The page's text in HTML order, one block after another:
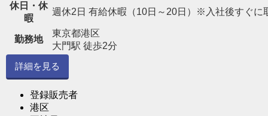
休日・休
暇
週休2日 有給休暇（10日～20日）※入社後すぐに
勤務地
東京都港区
大門駅 徒歩2分
詳細を見る
登録販売者
港区